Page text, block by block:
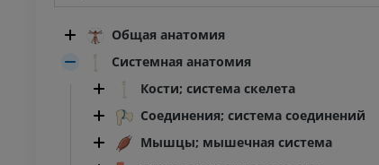
Общая анатомия
Системная анатомия
Кости; система скелета
Соединения; система соединений
Мышцы; мышечная система